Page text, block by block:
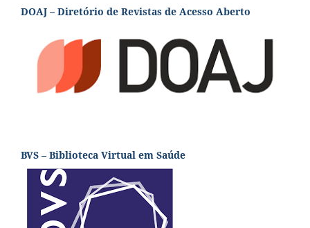
DOAJ – Diretório de Revistas de Acesso Aberto
BVS – Biblioteca Virtual em Saúde